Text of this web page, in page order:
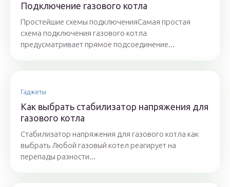
Подключение газового котла
Простейшие схемы подключенияСамая простая
схема подключения газового котла
предусматривает прямое подсоединение...
Гаджеты
Как выбрать стабилизатор напряжения для
газового котла
Стабилизатор напряжения для газового котла как
выбрать Любой газовый котел реагирует на
перепады разности...